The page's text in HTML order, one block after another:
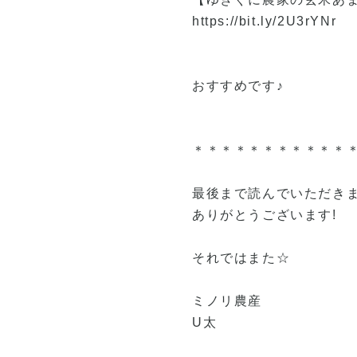
https://bit.ly/2U3rYNr
おすすめです♪
＊＊＊＊＊＊＊＊＊＊＊
最後まで読んでいただき
ありがとうございます!
それではまた☆
ミノリ農産
U太